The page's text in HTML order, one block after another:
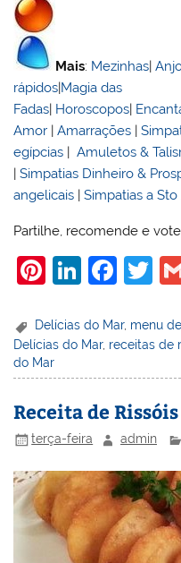
Mais: Mezinhas |
rápidos Magia das
Fadas Horoscopos
Amor |Amarrações |
egípcias |Amuletos &
|Simpatias Dinheiro &
angelicais |Simpatias a
Partilhe, recomende e
Pi
er
e
st
Li
k
e
dI
n
F
c
e
b
o
o
k
T
itt
er
Delícias do Mar, menu
Delícias do Mar, receitas de
do Mar
Receita de
terça-feira admin